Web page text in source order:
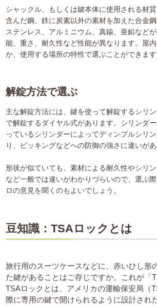
シャックル、もしくは鍵本体に使用される材
含んだ鋼、鉄に炭素以外の素材を加えた合金鋼
ステンレス、アルミニウム、真鍮、亜鉛など
能、重さ、耐久性など性能が異なります。屋
か、使用する場所の特性で選ぶことができます
解錠方法で選ぶ
主な解錠方法には、鍵を使って解錠するシリ
で解錠するダイヤル式があります。シリンダ
っているシリンダーによってディンプルシリ
り、ピッキングなどへの防御の強さに違いがあ
形状が似ていても、素材による耐久性やシリ
など一般では違いがわかりづらいので、選ぶ
ロの意見を聞くのもよいでしょう。
豆知識：TSAロックとは
旅行用のスーツケースなどに、赤いひし形
た鍵があることはご存じですか。これが「
TSAロックとは、アメリカの運輸保安局（
際に専用の鍵で開けられるように設計され